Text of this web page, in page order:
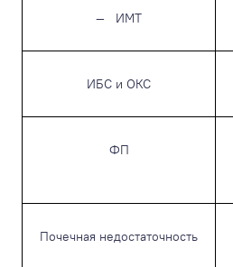
— ИМТ
ИБС и ОКС
ФП
Почечная недостаточность